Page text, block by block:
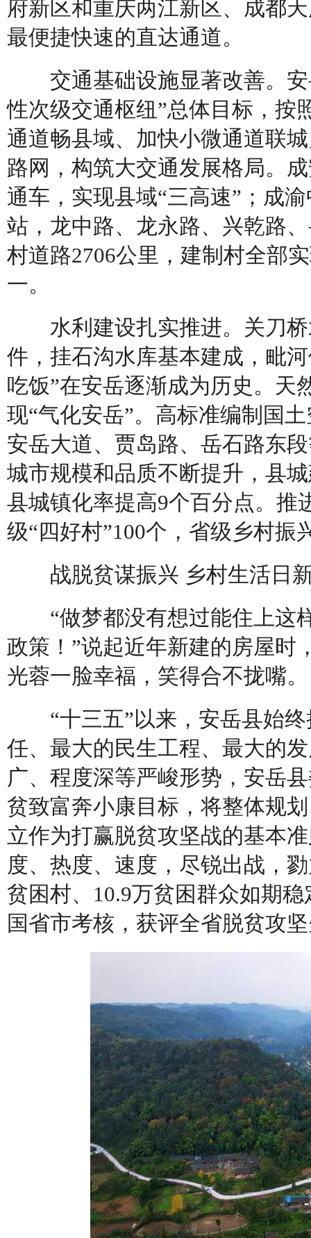
府新区和重庆两江新区、成都
最便捷快速的直达通道。
交通基础设施显著改善。安
性次级交通枢纽”总体目标，按
通道畅县域、加快小微通道联
路网，构筑大交通发展格局。
通车，实现县域“三高速”；成
站，龙中路、龙永路、兴乾路
村道路2706公里，建制村全部
一。
水利建设扎实推进。关刀桥
件，挂石沟水库基本建成，毗
吃饭”在安岳逐渐成为历史。天
现“气化安岳”。高标准编制国
安岳大道、贾岛路、岳石路东
城市规模和品质不断提升，县
县城镇化率提高9个百分点。推
级“四好村”100个，省级乡村振
战脱贫谋振兴 乡村生活日
“做梦都没有想过能住上这
政策！”说起近年新建的房屋时
光蓉一脸幸福，笑得合不拢嘴。
“十三五”以来，安岳县始终
任、最大的民生工程、最大的
广、程度深等严峻形势，安岳
贫致富奔小康目标，将整体规
立作为打赢脱贫攻坚战的基本
度、热度、速度，尽锐出战，
贫困村、10.9万贫困群众如期
国省市考核，获评全省脱贫攻